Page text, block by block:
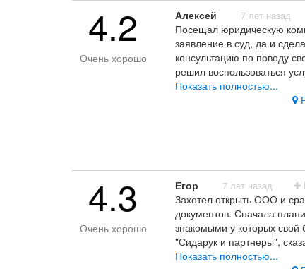
4.2
Очень хорошо
Алексей 7 лет назад
Посещал юридическую
заявление в суд, да и
консультацию по поводу
решил воспользоваться
сделано качественно и в
понравилось, спасибо.
Показать полностью...
4.3
Очень хорошо
Егор 7 лет назад
Захотел открыть ООО и
документов. Сначала
знакомыми у которых
"Сидарук и партнеры",
приемлимую цену.
Показать полностью...